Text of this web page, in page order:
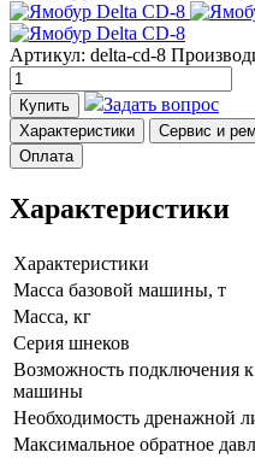
Артикул: delta-cd-8
Купить Задать вопрос
Характеристики Сервис и
Оплата
Характеристики
Характеристики
Масса базовой машины, т
Масса, кг
Серия шнеков
Возможность подключения
машины
Необходимость дренажной
Максимальное обратное